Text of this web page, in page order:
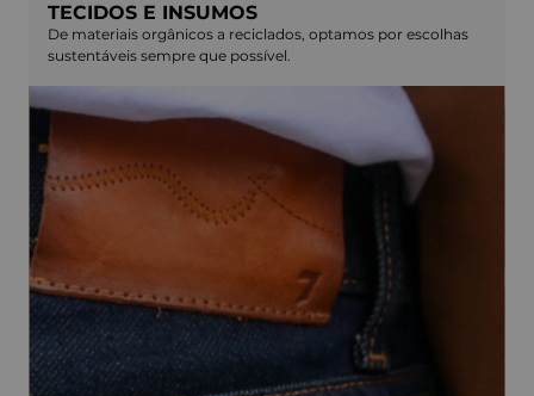
TECIDOS E INSUMOS
De materiais orgânicos a reciclados, optamos por escolhas
sustentáveis sempre que possível.